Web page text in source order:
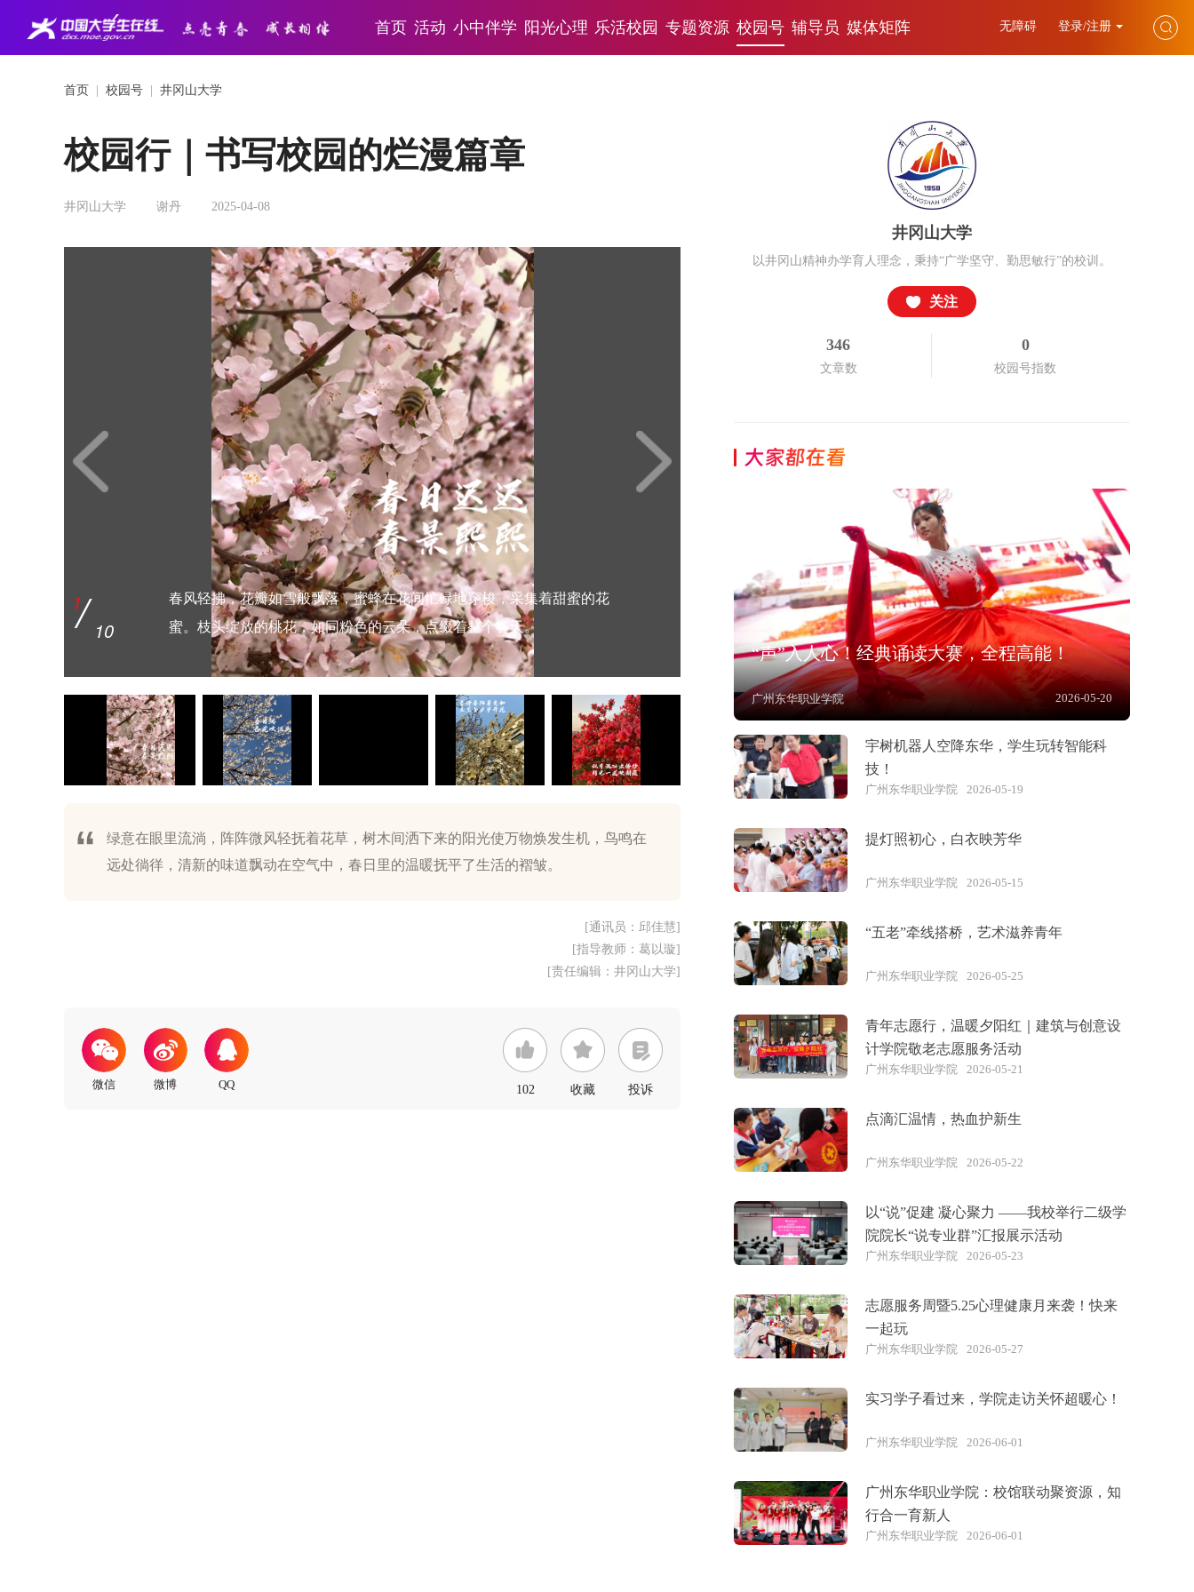
首页 活动 小中伴学 阳光心理 乐活校园 专题资源 校园号 辅导员 媒体矩阵 无障碍 登录/注册
首页 校园号 井冈山大学
校园行｜书写校园的烂漫篇章
井冈山大学 谢丹 2025-04-08
1/ 10
春风轻拂，花瓣如雪般飘落，蜜蜂在花间忙碌地穿梭，采集着甜蜜的花
蜜。枝头绽放的桃花，如同粉色的云朵，点缀着整个春天。
2/ 10
湛蓝的天空下，一树杏花正开得烂漫。枝头上的每一朵花瓣都如同雪一
般洁白，在阳光的照耀下显得格外耀眼。
3/ 10
粉嫩的樱花绽放于枝头，花瓣轻盈如纱，仿佛在微风中翩翩起舞。雨后
春天的气息扑面而来，每一朵花都在诉说着自然的美丽和生命的奇迹。
4/ 10
春日暖阳下，玉兰花悄然绽放，洁白的花瓣如雪般纯洁，映衬着湛蓝的
天空，仿佛是春天的使者，带来无尽的生机与希望。
5/ 10
绚烂的映山红如烈焰般燃烧，绽放着生命的热情与活力。每一朵花都像
是一位舞者，在微风中轻盈地摇曳，仿佛在与阳光共舞。
/
树皮上的裂纹如同时间的刻痕，记录着无数个春夏秋冬的轮回。树旁，
一簇簇淡蓝色的小花绽放，它们娇小而坚韧，在微风中轻轻摇曳，仿佛
在低声吟唱着春天的诗篇。
金黄的花海中，每一朵油菜花都像是大自然的精灵，在微风中轻轻摇
曳。阳光洒在花瓣上，仿佛给它们镀上了一层金色的光辉。与之交织的
白色花朵如同星星点点，点缀在这片金黄之中，形成了一幅和谐美丽的
画卷。
8/ 10
山茶花的红，不是春日里温柔的桃红，也不是夏日里热烈的火红，而是
一种坚韧不拔、历经风霜的深红。
/
在一片翠绿的丛林中，一簇簇明亮的黄色花朵如繁星般点缀其间。这些
花朵娇艳欲滴，花瓣轻盈，仿佛在微风中轻轻摇曳，散发出淡淡的清
香。
10
/ 10
枝头绽放着洁白如雪的梨花，它们在湛蓝的天空下显得格外纯净与优
雅。微风轻拂，花瓣轻轻摇曳，仿佛在空中跳起了优雅的舞蹈。
绿意在眼里流淌，阵阵微风轻抚着花草，树木间洒下来的阳光使万物焕发生机，鸟鸣在
远处徜徉，清新的味道飘动在空气中，春日里的温暖抚平了生活的褶皱。
[通讯员：邱佳慧]
[指导教师：葛以璇]
[责任编辑：井冈山大学]
102 收藏 投诉
井冈山大学
以井冈山精神办学育人理念，秉持“广学坚守、勤思敏行”的校训。
关注
346
文章数
0
校园号指数
大家都在看
“声”入人心！经典诵读大赛，全程高能！
广州东华职业学院 2026-05-20
宇树机器人空降东华，学生玩转智能科
技！
广州东华职业学院 2026-05-19
提灯照初心，白衣映芳华
广州东华职业学院 2026-05-15
“五老”牵线搭桥，艺术滋养青年
广州东华职业学院 2026-05-25
青年志愿行，温暖夕阳红｜建筑与创意设
计学院敬老志愿服务活动
广州东华职业学院 2026-05-21
点滴汇温情，热血护新生
广州东华职业学院 2026-05-22
以“说”促建 凝心聚力 ——我校举行二级学
院院长“说专业群”汇报展示活动
广州东华职业学院 2026-05-23
志愿服务周暨5.25心理健康月来袭！快来
一起玩
广州东华职业学院 2026-05-27
实习学子看过来，学院走访关怀超暖心！
广州东华职业学院 2026-06-01
广州东华职业学院：校馆联动聚资源，知
行合一育新人
广州东华职业学院 2026-06-01